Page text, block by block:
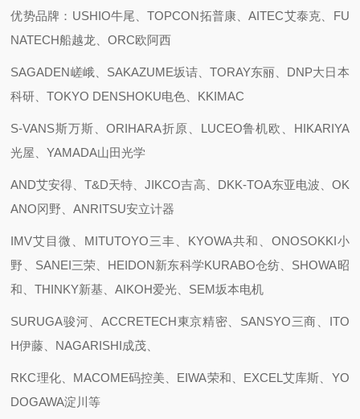
优势品牌：USHIO牛尾、TOPCON拓普康、AITEC艾泰克、FU
NATECH船越龙、ORC欧阿西
SAGADEN嵯峨、SAKAZUME坂诘、TORAY东丽、DNP大日本
科研、TOKYO DENSHOKU电色、KKIMAC
S-VANS斯万斯、ORIHARA折原、LUCEO鲁机欧、HIKARIYA
光屋、YAMADA山田光学
AND艾安得、T&D天特、JIKCO吉高、DKK-TOA东亚电波、OK
ANO冈野、ANRITSU安立计器
IMV艾目微、MITUTOYO三丰、KYOWA共和、ONOSOKKI小
野、SANEI三荣、HEIDON新东科学KURABO仓纺、SHOWA昭
和、THINKY新基、AIKOH爱光、SEM坂本电机
SURUGA骏河、ACCRETECH東京精密、SANSYO三商、ITO
H伊藤、NAGARISHI成茂、
RKC理化、MACOME码控美、EIWA荣和、EXCEL艾库斯、YO
DOGAWA淀川等